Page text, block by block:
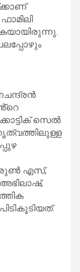
സെൽ
എസ്,
അഭിലാഷ്,